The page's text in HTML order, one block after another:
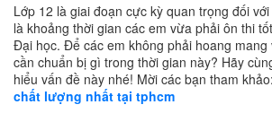
Lớp 12 là giai đoạn cực kỳ quan trọng đối
là khoảng thời gian các em vừa phải ôn thi
Đại học. Để các em không phải hoang mang
cần chuẩn bị gì trong thời gian này? Hãy
hiểu vấn đề này nhé! Mời các bạn tham khảo:
chất lượng nhất tại tphcm